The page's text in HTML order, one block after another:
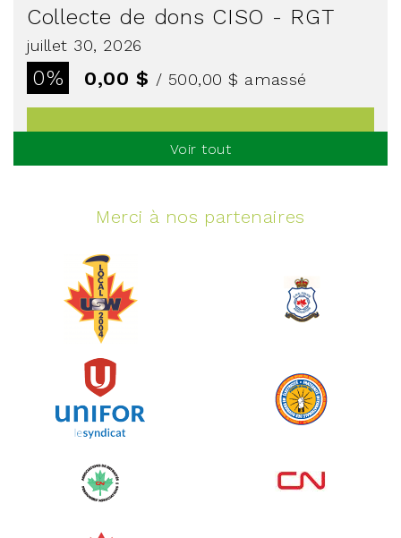
Collecte de dons CISO - RGT
juillet 30, 2026
0% 0,00 $ / 500,00 $ amassé
Voir plus
Événement spinning
juin 10, 2026
amassé
Voir tout
Merci à nos partenaires